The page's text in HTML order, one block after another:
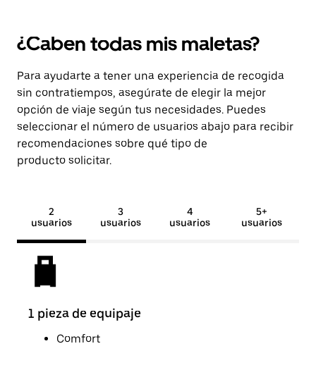
¿Caben todas mis maletas?
Para ayudarte a tener una experiencia de recogida
sin contratiempos, asegúrate de elegir la mejor
opción de viaje según tus necesidades. Puedes
seleccionar el número de usuarios abajo para recibir
recomendaciones sobre qué tipo de
producto solicitar.
2
usuarios
3
usuarios
4
usuarios
5+
usuarios
1 pieza de equipaje
Comfort